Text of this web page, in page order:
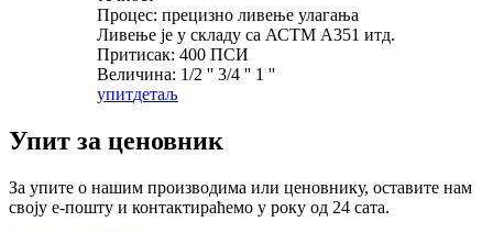
Процес: прецизно ливење улагања
Ливење је у складу са АСТМ А351 итд.
Притисак: 400 ПСИ
Величина: 1/2 '' 3/4 '' 1 ''
упитдетаљ
Упит за ценовник
За упите о нашим производима или ценовнику, оставите нам
своју е-пошту и контактираћемо у року од 24 сата.